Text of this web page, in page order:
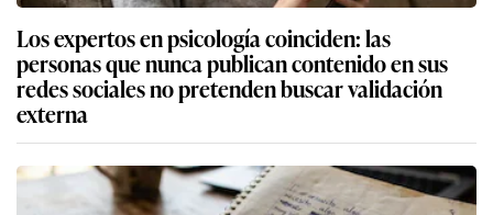
Los expertos en psicología coinciden: las
personas que nunca publican contenido en sus
redes sociales no pretenden buscar validación
externa